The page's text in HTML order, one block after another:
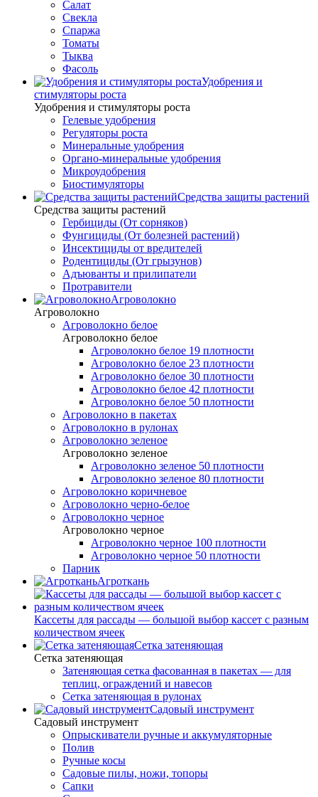
Салат
Свекла
Спаржа
Томаты
Тыква
Фасоль
Удобрения и
стимуляторы роста
Удобрения и стимуляторы роста
Гелевые удобрения
Регуляторы роста
Минеральные удобрения
Органо-минеральные удобрения
Микроудобрения
Биостимуляторы
Средства защиты растений
Средства защиты растений
Гербициды (От сорняков)
Фунгициды (От болезней растений)
Инсектициды от вредителей
Родентициды (От грызунов)
Адъюванты и прилипатели
Протравители
Агроволокно
Агроволокно
Агроволокно белое
Агроволокно белое
Агроволокно белое 19 плотности
Агроволокно белое 23 плотности
Агроволокно белое 30 плотности
Агроволокно белое 42 плотности
Агроволокно белое 50 плотности
Агроволокно в пакетах
Агроволокно в рулонах
Агроволокно зеленое
Агроволокно зеленое
Агроволокно зеленое 50 плотности
Агроволокно зеленое 80 плотности
Агроволокно коричневое
Агроволокно черно-белое
Агроволокно черное
Агроволокно черное
Агроволокно черное 100 плотности
Агроволокно черное 50 плотности
Парник
Агроткань
Кассеты для рассады — большой выбор кассет с разным
количеством ячеек
Сетка затеняющая
Сетка затеняющая
Затеняющая сетка фасованная в пакетах — для
теплиц, ограждений и навесов
Сетка затеняющая в рулонах
Садовый инструмент
Садовый инструмент
Опрыскиватели ручные и аккумуляторные
Полив
Ручные косы
Садовые пилы, ножи, топоры
Сапки